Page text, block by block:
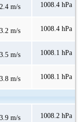
2.4 m/s 1008.4 hPa
3.2 m/s 1008.4 hPa
3.5 m/s 1008.1 hPa
3.8 m/s 1008.1 hPa
3.9 m/s 1008.2 hPa